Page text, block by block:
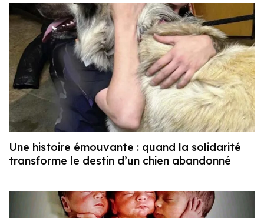
Une histoire émouvante : quand la solidarité
transforme le destin d’un chien abandonné